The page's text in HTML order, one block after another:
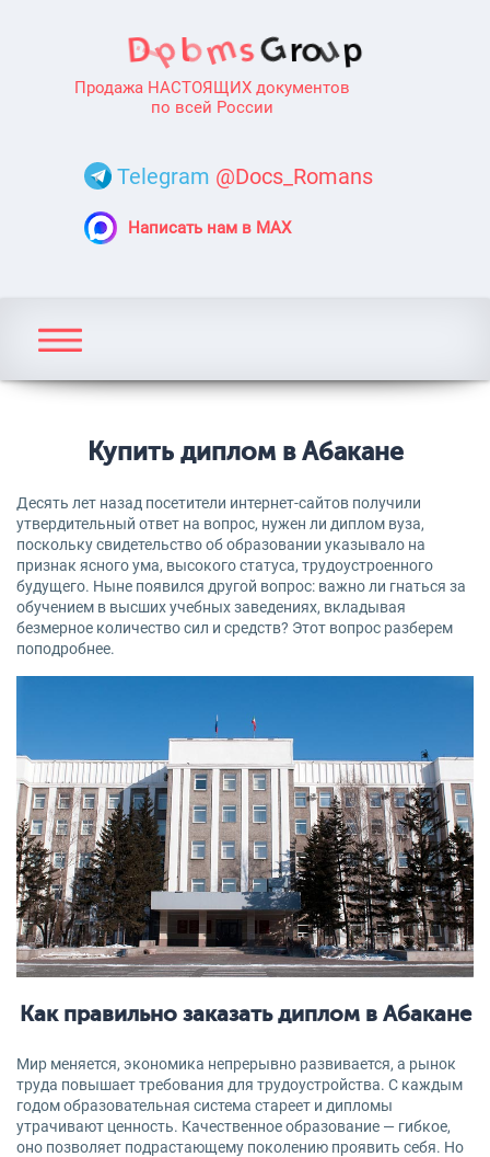
Продажа НАСТОЯЩИХ документов
по всей России
Telegram @Docs_Romans
Написать нам в MAX
Купить диплом в Абакане
Десять лет назад посетители интернет-сайтов получили
утвердительный ответ на вопрос, нужен ли диплом вуза,
поскольку свидетельство об образовании указывало на
признак ясного ума, высокого статуса, трудоустроенного
будущего. Ныне появился другой вопрос: важно ли гнаться за
обучением в высших учебных заведениях, вкладывая
безмерное количество сил и средств? Этот вопрос разберем
поподробнее.
Как правильно заказать диплом в Абакане
Мир меняется, экономика непрерывно развивается, а рынок
труда повышает требования для трудоустройства. С каждым
годом образовательная система стареет и дипломы
утрачивают ценность. Качественное образование — гибкое,
оно позволяет подрастающему поколению проявить себя. Но